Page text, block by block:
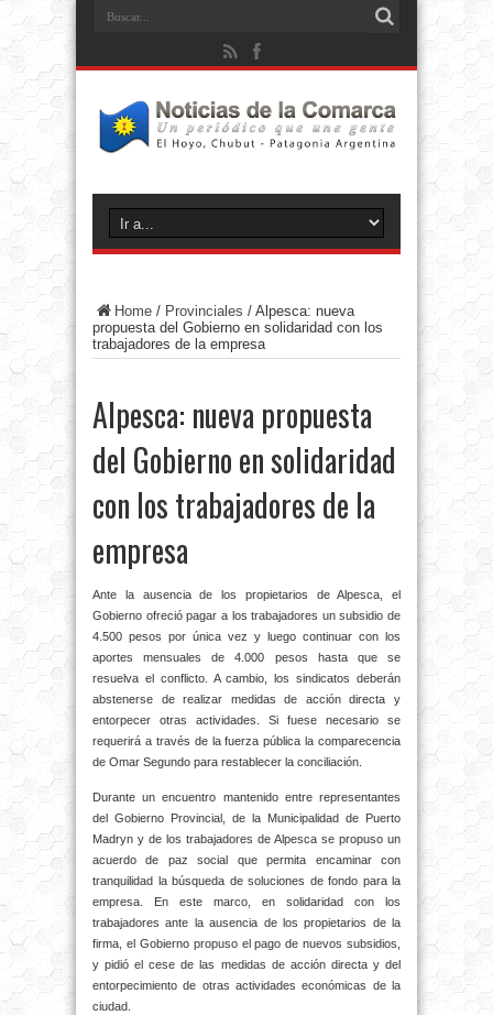
Home / Provinciales / Alpesca: nueva
propuesta del Gobierno en solidaridad con los
trabajadores de la empresa
Alpesca: nueva propuesta
del Gobierno en solidaridad
con los trabajadores de la
empresa
Ante la ausencia de los propietarios de Alpesca, el
Gobierno ofreció pagar a los trabajadores un subsidio de
4.500 pesos por única vez y luego continuar con los
aportes mensuales de 4.000 pesos hasta que se
resuelva el conflicto. A cambio, los sindicatos deberán
abstenerse de realizar medidas de acción directa y
entorpecer otras actividades. Si fuese necesario se
requerirá a través de la fuerza pública la comparecencia
de Omar Segundo para restablecer la conciliación.
Durante un encuentro mantenido entre representantes
del Gobierno Provincial, de la Municipalidad de Puerto
Madryn y de los trabajadores de Alpesca se propuso un
acuerdo de paz social que permita encaminar con
tranquilidad la búsqueda de soluciones de fondo para la
empresa. En este marco, en solidaridad con los
trabajadores ante la ausencia de los propietarios de la
firma, el Gobierno propuso el pago de nuevos subsidios,
y pidió el cese de las medidas de acción directa y del
entorpecimiento de otras actividades económicas de la
ciudad.